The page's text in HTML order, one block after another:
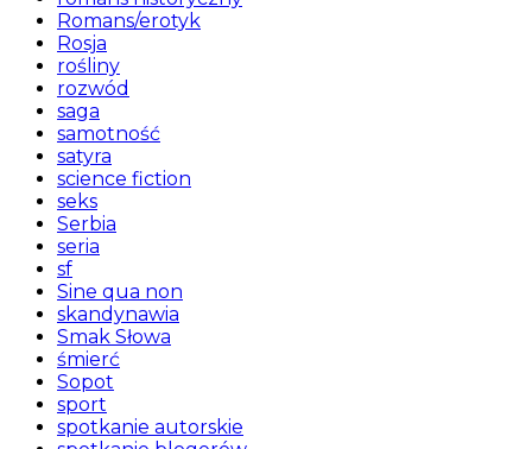
Romans/erotyk
Rosja
rośliny
rozwód
saga
samotność
satyra
science fiction
seks
Serbia
seria
sf
Sine qua non
skandynawia
Smak Słowa
śmierć
Sopot
sport
spotkanie autorskie